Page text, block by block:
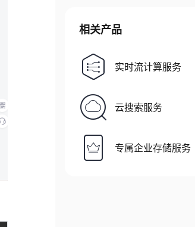
相关产品
实时流计算服务
云搜索服务
专属企业存储服务